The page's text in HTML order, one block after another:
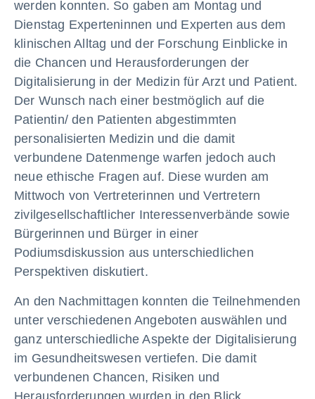
werden konnten. So gaben am Montag und
Dienstag Experteninnen und Experten aus dem
klinischen Alltag und der Forschung Einblicke in
die Chancen und Herausforderungen der
Digitalisierung in der Medizin für Arzt und Patient.
Der Wunsch nach einer bestmöglich auf die
Patientin/ den Patienten abgestimmten
personalisierten Medizin und die damit
verbundene Datenmenge warfen jedoch auch
neue ethische Fragen auf. Diese wurden am
Mittwoch von Vertreterinnen und Vertretern
zivilgesellschaftlicher Interessenverbände sowie
Bürgerinnen und Bürger in einer
Podiumsdiskussion aus unterschiedlichen
Perspektiven diskutiert.
An den Nachmittagen konnten die Teilnehmenden
unter verschiedenen Angeboten auswählen und
ganz unterschiedliche Aspekte der Digitalisierung
im Gesundheitswesen vertiefen. Die damit
verbundenen Chancen, Risiken und
Herausforderungen wurden in den Blick